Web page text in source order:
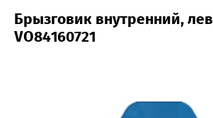
Брызговик внутренний,
VO84160721